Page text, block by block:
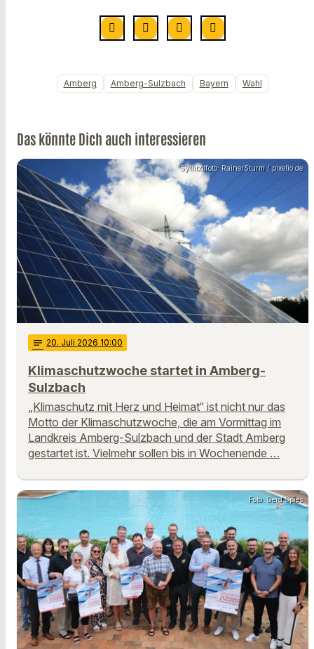
Amberg Amberg-Sulzbach Bayern Wahl
Das könnte Dich auch interessieren
Symbolfoto: RainerSturm / pixelio.de
notes 20. Juli 2026 10:00
Klimaschutzwoche startet in Amberg-
Sulzbach
„Klimaschutz mit Herz und Heimat“ ist nicht nur das
Motto der Klimaschutzwoche, die am Vormittag im
Landkreis Amberg-Sulzbach und der Stadt Amberg
gestartet ist. Vielmehr sollen bis in Wochenende …
Foto: Gerd Spies